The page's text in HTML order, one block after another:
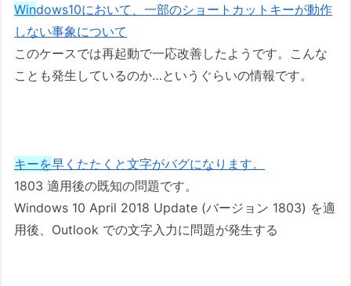
Windows10において、一部のショートカットキーが動作
しない事象について
このケースでは再起動で一応改善したようです。こんな
ことも発生しているのか…というぐらいの情報です。
キーを早くたたくと文字がバグになります。
1803 適用後の既知の問題です。
Windows 10 April 2018 Update (バージョン 1803) を適
用後、Outlook での文字入力に問題が発生する